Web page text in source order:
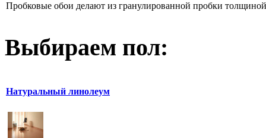
Пробковые обои делают из гранулированной пробки
Выбираем пол:
Натуральный линолеум